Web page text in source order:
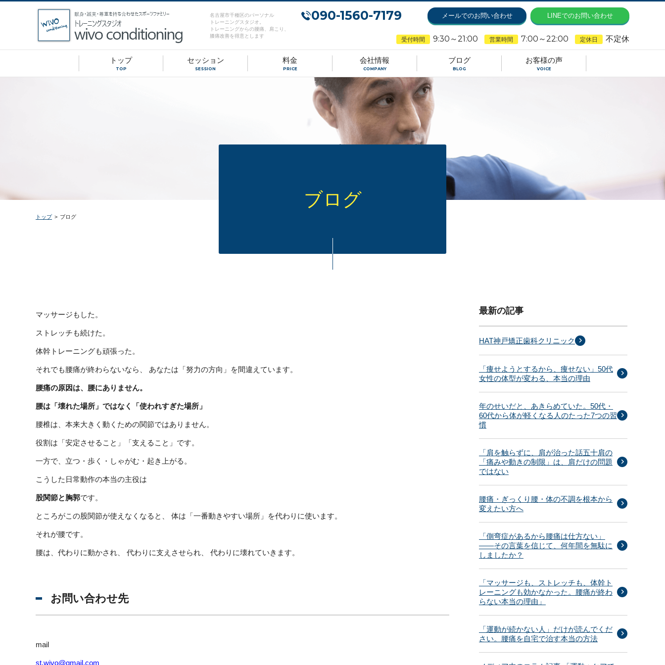
名古屋市千種区のパーソナル
トレーニングスタジオ。
トレーニングからの腰痛、肩こり、
膝痛改善を得意とします
090-1560-7179 メールでのお問い合わせ LINEでのお問い合わせ
受付時間 9:30～21:00 営業時間 7:00～22:00 定休日 不定休
トップ
TOP
セッション
SESSION
料金
PRICE
会社情報
COMPANY
ブログ
BLOG
お客様の声
VOICE
ブログ
トップ > ブログ
マッサージもした。
ストレッチも続けた。
体幹トレーニングも頑張った。
それでも腰痛が終わらないなら、 あなたは「努力の方向」を間違えています。
腰痛の原因は、腰にありません。
腰は「壊れた場所」ではなく「使われすぎた場所」
腰椎は、本来大きく動くための関節ではありません。
役割は「安定させること」「支えること」です。
一方で、立つ・歩く・しゃがむ・起き上がる。
こうした日常動作の本当の主役は
股関節と胸郭です。
ところがこの股関節が使えなくなると、 体は「一番動きやすい場所」を代わりに使います。
それが腰です。
腰は、代わりに動かされ、 代わりに支えさせられ、 代わりに壊れていきます。
お問い合わせ先
mail
st.wivo@gmail.com
最新の記事
HAT神戸矯正歯科クリニック
「痩せようとするから、痩せない」50代
女性の体型が変わる、本当の理由
年のせいだと、あきらめていた。50代・
60代から体が軽くなる人のたった7つの習
慣
「肩を触らずに、肩が治った話五十肩の
「痛みや動きの制限」は、肩だけの問題
ではない
腰痛・ぎっくり腰・体の不調を根本から
変えたい方へ
「側弯症があるから腰痛は仕方ない」
——その言葉を信じて、何年間を無駄に
しましたか？
「マッサージも、ストレッチも、体幹ト
レーニングも効かなかった。腰痛が終わ
らない本当の理由」
「運動が続かない人」だけが読んでくだ
さい。腰痛を自宅で治す本当の方法